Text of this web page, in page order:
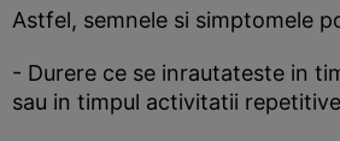
Astfel, semnele si simptomele
- Durere ce se inrautateste in
sau in timpul activitatii